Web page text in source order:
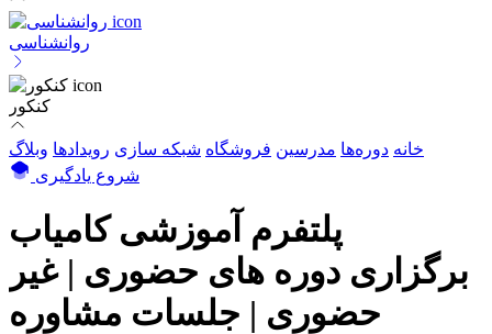
روانشناسی
کنکور
خانه دوره‌ها مدرسین فروشگاه شبکه سازی رویداد‌ها وبلاگ
شروع یادگیری
پلتفرم آموزشی کامیاب
برگزاری دوره های حضوری | غیر
حضوری | جلسات مشاوره